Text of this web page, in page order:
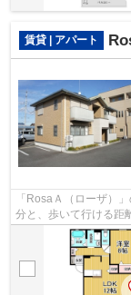
賃貸 | アパート
「RosaＡ（ローザ）
分と、歩いて行ける距
駐車場がある物件です